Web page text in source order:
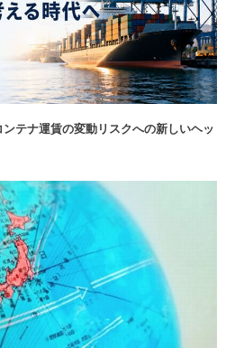
テナ運賃の変動リスクへの新しいヘッ